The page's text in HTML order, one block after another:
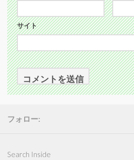
サイト
フォロー:
Search Inside